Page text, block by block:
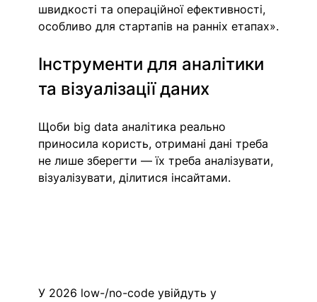
швидкості та операційної ефективності,
особливо для стартапів на ранніх етапах».
Інструменти для аналітики
та візуалізації даних
Щоби big data аналітика реально
приносила користь, отримані дані треба
не лише зберегти — їх треба аналізувати,
візуалізувати, ділитися інсайтами.
У 2026 low-/no-code увійдуть у